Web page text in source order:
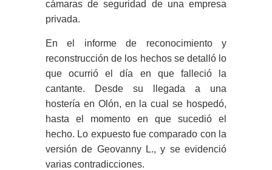
cámaras de seguridad de una empresa
privada.
En el informe de reconocimiento y
reconstrucción de los hechos se detalló lo
que ocurrió el día en que falleció la
cantante. Desde su llegada a una
hostería en Olón, en la cual se hospedó,
hasta el momento en que sucedió el
hecho. Lo expuesto fue comparado con la
versión de Geovanny L., y se evidenció
varias contradicciones.